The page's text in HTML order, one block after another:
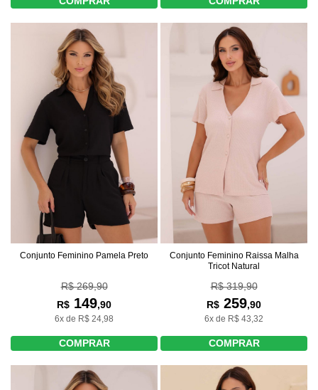
Conjunto Feminino Pamela Preto
R$ 269,90
R$ 149,90
6x de R$ 24,98
COMPRAR
Conjunto Feminino Raissa Malha
Tricot Natural
R$ 319,90
R$ 259,90
6x de R$ 43,32
COMPRAR